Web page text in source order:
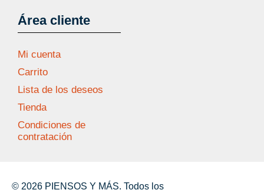
Área cliente
Mi cuenta
Carrito
Lista de los deseos
Tienda
Condiciones de
contratación
© 2026 PIENSOS Y MÁS. Todos los